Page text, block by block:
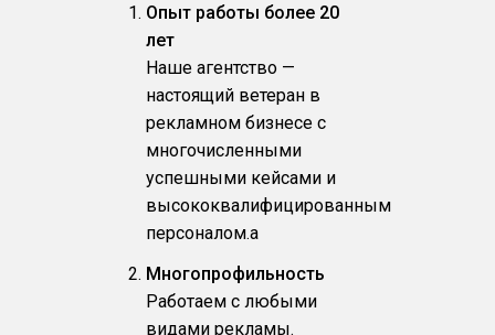
Опыт работы более 20
лет
Наше агентство —
настоящий ветеран в
рекламном бизнесе с
многочисленными
успешными кейсами и
высококвалифицированным
персоналом.a
Многопрофильность
Работаем с любыми
видами рекламы.